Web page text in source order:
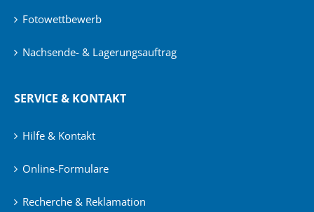
Fotowettbewerb
Nachsende- & Lagerungsauftrag
SERVICE & KONTAKT
Hilfe & Kontakt
Online-Formulare
Recherche & Reklamation